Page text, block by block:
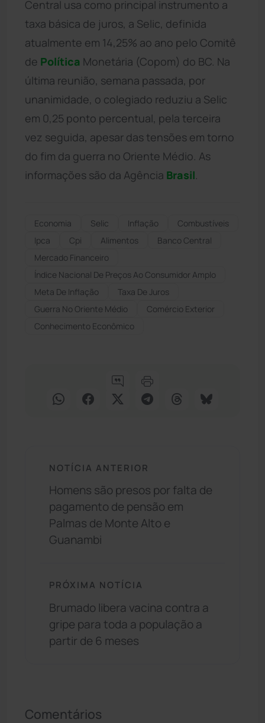
Central usa como principal instrumento a
taxa básica de juros, a Selic, definida
atualmente em 14,25% ao ano pelo Comitê
de Política Monetária (Copom) do BC. Na
última reunião, semana passada, por
unanimidade, o colegiado reduziu a Selic
em 0,25 ponto percentual, pela terceira
vez seguida, apesar das tensões em torno
do fim da guerra no Oriente Médio. As
informações são da Agência Brasil
Economia Selic Inflação
Combustíveis
Ipca
Cpi Alimentos
Banco Central
Mercado Financeiro
Índice Nacional De Preços Ao Consumidor Amplo
Meta De Inflação
Taxa De Juros
Guerra No Oriente Médio
Comércio Exterior
Conhecimento Econômico
NOTÍCIA ANTERIOR
Homens são presos por falta de
pagamento de pensão em
Palmas de Monte Alto e
Guanambi
PRÓXIMA NOTÍCIA
Brumado libera vacina contra a
gripe para toda a população a
partir de 6 meses
Comentários